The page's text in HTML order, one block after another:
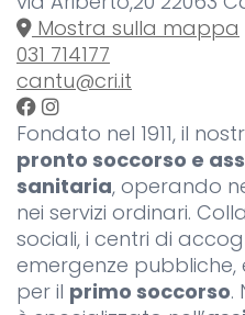
Mostra sulla mappa
031 714177
cantu@cri.it
Fondato nel 1911, il
pronto soccorso e
sanitaria, operando
nei servizi ordinari.
sociali, i centri di
emergenze pubbliche,
per il primo soccorso.